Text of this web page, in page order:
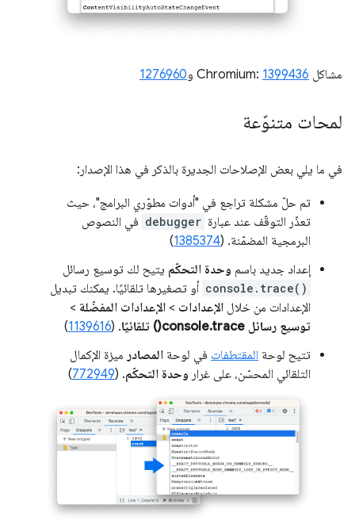
مشاكل Chromium: 1399436 و1276960
لمحات متنوّعة
في ما يلي بعض الإصلاحات الجديرة بالذكر في هذا الإصدار:
تم حلّ مشكلة تراجع في "أدوات مطوّري البرامج"، حيث
تعذّر التوقّف عند عبارة debugger في النصوص
البرمجية المضمّنة. (1385374
)
إعداد جديد باسم وحدة التحكّم يتيح لك توسيع رسائل
console.trace() أو تصغيرها تلقائيًا. يمكنك تبديل
الإعدادات من خلال الإعدادات > الإعدادات المفضّلة >
توسيع رسائل console.trace() تلقائيًا
. (
1139616
)
تتيح لوحة المقتطفات في لوحة المصادر ميزة الإكمال
التلقائي المحسّن، على غرار وحدة التحكّم. (
772949
)